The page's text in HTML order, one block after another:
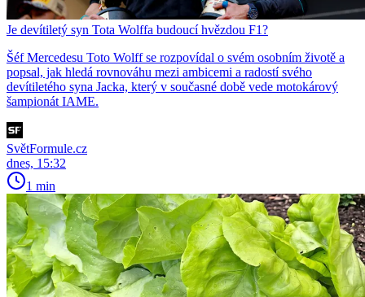
Je devítiletý syn Tota Wolffa budoucí hvězdou F1?
Šéf Mercedesu Toto Wolff se rozpovídal o svém osobním životě a
popsal, jak hledá rovnováhu mezi ambicemi a radostí svého
devítiletého syna Jacka, který v současné době vede motokárový
šampionát IAME.
SvětFormule.cz
dnes, 15:32
1 min